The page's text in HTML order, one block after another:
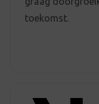
toekomst.